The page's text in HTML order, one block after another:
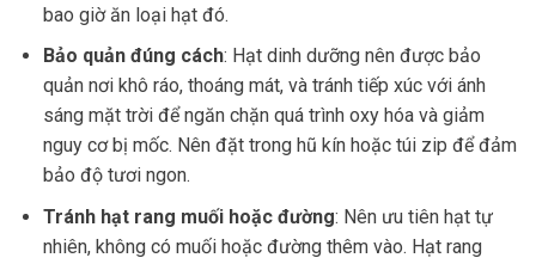
bao giờ ăn loại hạt đó.
Bảo quản đúng cách: Hạt dinh dưỡng nên được bảo
quản nơi khô ráo, thoáng mát, và tránh tiếp xúc với ánh
sáng mặt trời để ngăn chặn quá trình oxy hóa và giảm
nguy cơ bị mốc. Nên đặt trong hũ kín hoặc túi zip để đảm
bảo độ tươi ngon.
Tránh hạt rang muối hoặc đường: Nên ưu tiên hạt tự
nhiên, không có muối hoặc đường thêm vào. Hạt rang